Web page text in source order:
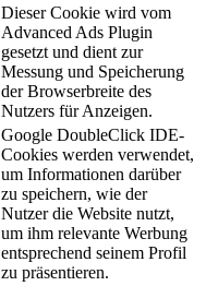
Dieser Cookie wird vom
Advanced Ads Plugin
gesetzt und dient zur
Messung und Speicherung
der Browserbreite des
Nutzers für Anzeigen.
Google DoubleClick IDE-
Cookies werden verwendet,
um Informationen darüber
zu speichern, wie der
Nutzer die Website nutzt,
um ihm relevante Werbung
entsprechend seinem Profil
zu präsentieren.